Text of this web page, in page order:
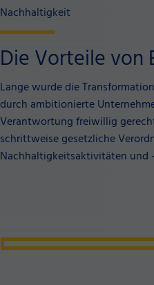
Nachhaltigkeit
Die Vorteile von
Lange wurde die
durch ambitionierte
Verantwortung freiwillig
schrittweise gesetzliche
Nachhaltigkeitsaktivitäten und